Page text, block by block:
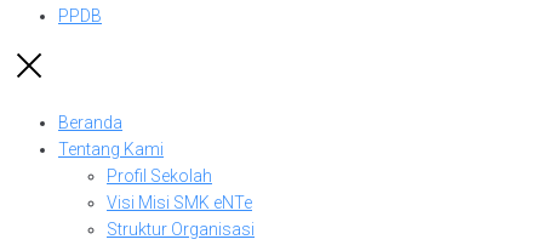
PPDB
Beranda
Tentang Kami
Profil Sekolah
Visi Misi SMK eNTe
Struktur Organisasi